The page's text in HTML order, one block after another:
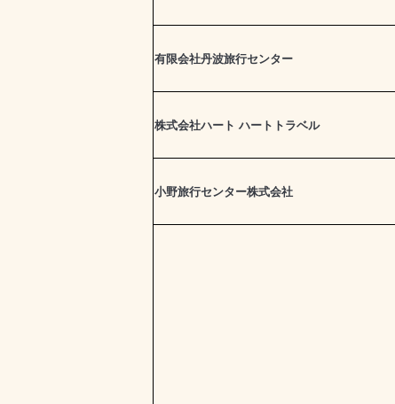
有限会社丹波旅行センター
株式会社ハート ハートトラベル
小野旅行センター株式会社